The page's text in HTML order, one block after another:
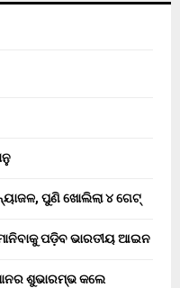
ପୁଣି ଖୋଲିଲା ୪ ଗେଟ୍
ପଡ଼ିବ ଭାରତୀୟ ଆଇନ
ଶୁଭାରମ୍ଭ କଲେ